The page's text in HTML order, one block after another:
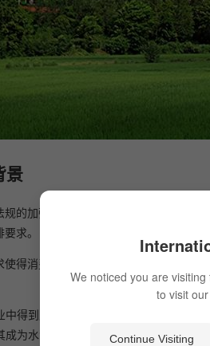
景
规的加强，水泥行业对大气污染物排放
求。
使得消费者对环保产品的需求逐渐增加
中得到广泛应用的原因之一是技术的不
为水泥行业中较为成熟和可行的脱硝方
We noticed you are
to visit
Continue Visiting